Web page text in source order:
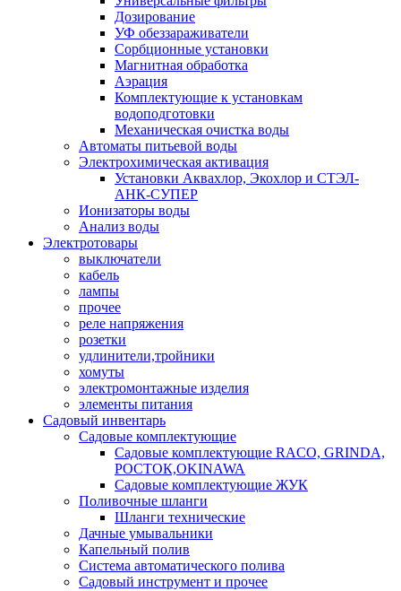
Дозирование
УФ обеззараживатели
Сорбционные установки
Магнитная обработка
Аэрация
Комплектующие к установкам
водоподготовки
Механическая очистка воды
Автоматы питьевой воды
Электрохимическая активация
Установки Аквахлор, Экохлор и СТЭЛ-
АНК-СУПЕР
Ионизаторы воды
Анализ воды
Электротовары
выключатели
кабель
лампы
прочее
реле напряжения
розетки
удлинители,тройники
хомуты
электромонтажные изделия
элементы питания
Садовый инвентарь
Садовые комплектующие
Садовые комплектующие RACO, GRINDA,
РОСТОК,OKINAWA
Садовые комплектующие ЖУК
Поливочные шланги
Шланги технические
Дачные умывальники
Капельный полив
Система автоматического полива
Садовый инструмент и прочее